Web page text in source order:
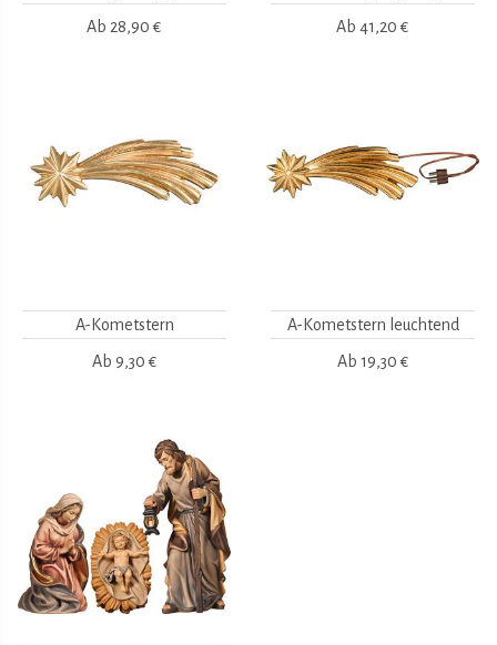
Ab 28,90 € Ab 41,20 €
A-Kometstern
Ab 9,30 €
A-Kometstern leuchtend
Ab 19,30 €